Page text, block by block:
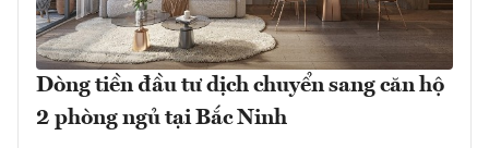
Dòng tiền đầu tư dịch chuyển sang căn hộ
2 phòng ngủ tại Bắc Ninh